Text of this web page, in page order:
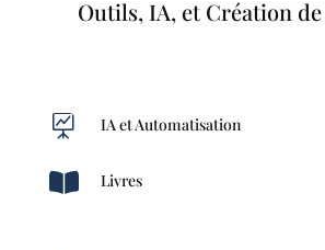
Outils, IA, et Création
 IA et Automatisation
 Livres